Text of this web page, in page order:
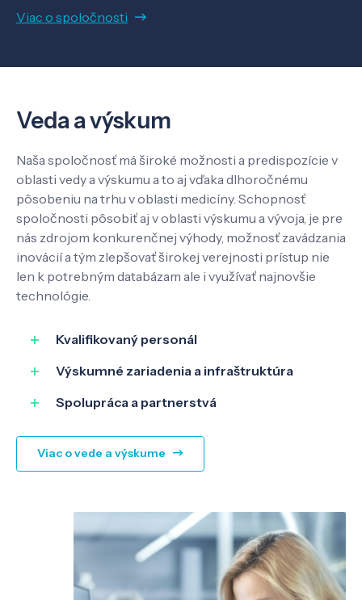
Know-how
O nás
Kontakt
SK EN
Viac o spoločnosti
Veda a výskum
Naša spoločnosť má široké možnosti a predispozície v
oblasti vedy a výskumu a to aj vďaka dlhoročnému
pôsobeniu na trhu v oblasti medicíny. Schopnosť
spoločnosti pôsobiť aj v oblasti výskumu a vývoja, je pre
nás zdrojom konkurenčnej výhody, možnosť zavádzania
inovácií a tým zlepšovať širokej verejnosti prístup nie
len k potrebným databázam ale i využívať najnovšie
technológie.
Kvalifikovaný personál
Výskumné zariadenia a infraštruktúra
Spolupráca a partnerstvá
Viac o vede a výskume